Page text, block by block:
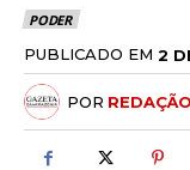
PODER
PUBLICADO EM 2
POR